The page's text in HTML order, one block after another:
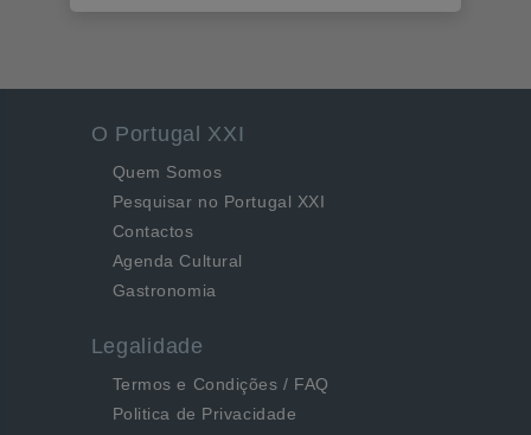
O Portugal XXI
Quem Somos
Pesquisar no Portugal XXI
Contactos
Agenda Cultural
Gastronomia
Legalidade
Termos e Condições / FAQ
Politica de Privacidade